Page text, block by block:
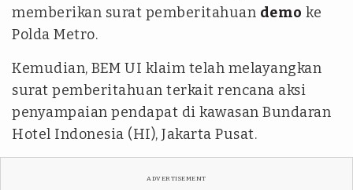
memberikan surat pemberitahuan demo ke
Polda Metro.
Kemudian, BEM UI klaim telah melayangkan
surat pemberitahuan terkait rencana aksi
penyampaian pendapat di kawasan Bundaran
Hotel Indonesia (HI), Jakarta Pusat.
ADVERTISEMENT